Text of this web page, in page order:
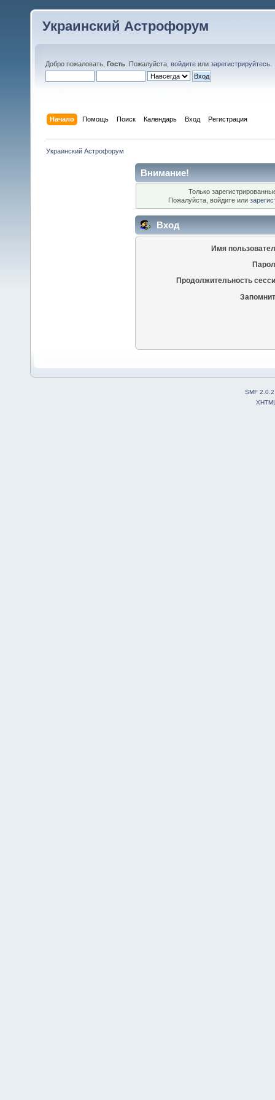
Украинский Астрофорум
Добро пожаловать, Гость . Пожалуйста, войдите или зарегистрируйтесь
Начало Помощь Поиск Календарь Вход Регистрация
Украинский Астрофорум
Внимание!
Только
Пожалуйста, войдите или
Вход
Имя
Продолжительность
SMF 2.0.2